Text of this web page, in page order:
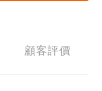
顧客評價